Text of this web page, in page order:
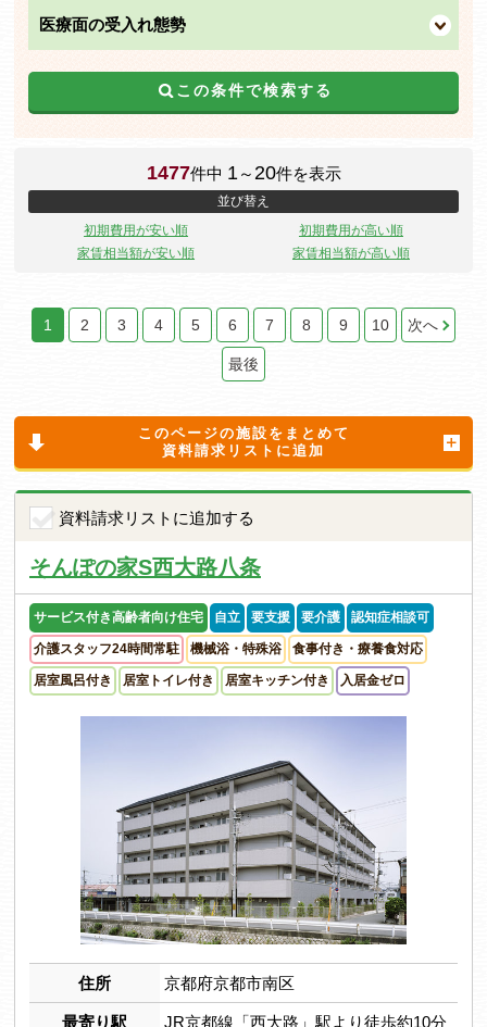
医療面の受入れ態勢
この条件で検索する
1477件中 1 ～ 20件を表示
並び替え
初期費用が安い順
初期費用が高い順
家賃相当額が安い順
家賃相当額が高い順
1 2 3 4 5 6 7 8 9 10 次へ
最後
このページの施設をまとめて
資料請求リストに追加
資料請求リストに追加する
そんぽの家S西大路八条
サービス付き高齢者向け住宅 自立 要支援 要介護 認知症相談可
介護スタッフ24時間常駐 機械浴・特殊浴 食事付き・療養食対応
居室風呂付き 居室トイレ付き 居室キッチン付き 入居金ゼロ
住所 京都府京都市南区
最寄り駅 JR京都線「西大路」駅より徒歩約10分